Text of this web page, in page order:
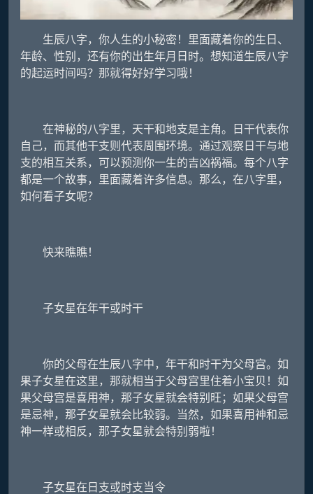
生辰八字，你人生的小秘密！里面藏着你的生日、
年龄、性别，还有你的出生年月日时。想知道生辰八字
的起运时间吗？那就得好好学习哦！
在神秘的八字里，天干和地支是主角。日干代表你
自己，而其他干支则代表周围环境。通过观察日干与地
支的相互关系，可以预测你一生的吉凶祸福。每个八字
都是一个故事，里面藏着许多信息。那么，在八字里，
如何看子女呢？
快来瞧瞧！
子女星在年干或时干
你的父母在生辰八字中，年干和时干为父母宫。如
果子女星在这里，那就相当于父母宫里住着小宝贝！如
果父母宫是喜用神，那子女星就会特别旺；如果父母宫
是忌神，那子女星就会比较弱。当然，如果喜用神和忌
神一样或相反，那子女星就会特别弱啦！
子女星在日支或时支当令